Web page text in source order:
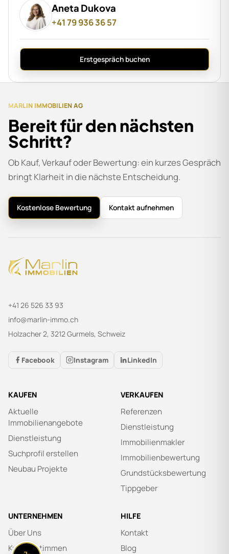
Aneta Dukova
+41 79 936 36 57
Erstgespräch buchen
MARLIN IMMOBILIEN AG
Bereit für den nächsten
Schritt?
Ob Kauf, Verkauf oder Bewertung: ein kurzes Gespräch
bringt Klarheit in die nächste Entscheidung.
Kostenlose Bewertung Kontakt aufnehmen
+41 26 526 33 93
info@marlin-immo.ch
Holzacher 2, 3212 Gurmels, Schweiz
Facebook Instagram LinkedIn
KAUFEN
Aktuelle
Immobilienangebote
Dienstleistung
Suchprofil erstellen
Neubau Projekte
VERKAUFEN
Referenzen
Dienstleistung
Immobilienmakler
Immobilienbewertung
Grundstücksbewertung
Tippgeber
UNTERNEHMEN
Über Uns
Kundenstimmen
HILFE
Kontakt
Blog